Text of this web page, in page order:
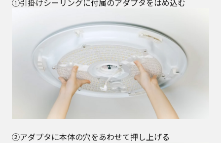
②アダプタに本体の穴をあわせて押し上げる